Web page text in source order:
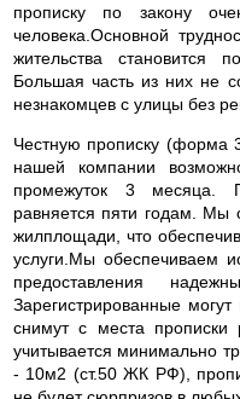
прописку по закону
человека.Основной
жительства становится
Большая часть из них не
незнакомцев с улицы без
Честную прописку (форма
нашей компании
промежуток 3 месяца.
равняется пяти годам. Мы
жилплощади, что
услуги.Мы обеспечиваем
предоставления
Зарегистрированные
снимут с места прописки
учитывается минимально
- 10м2 (ст.50 ЖК РФ),